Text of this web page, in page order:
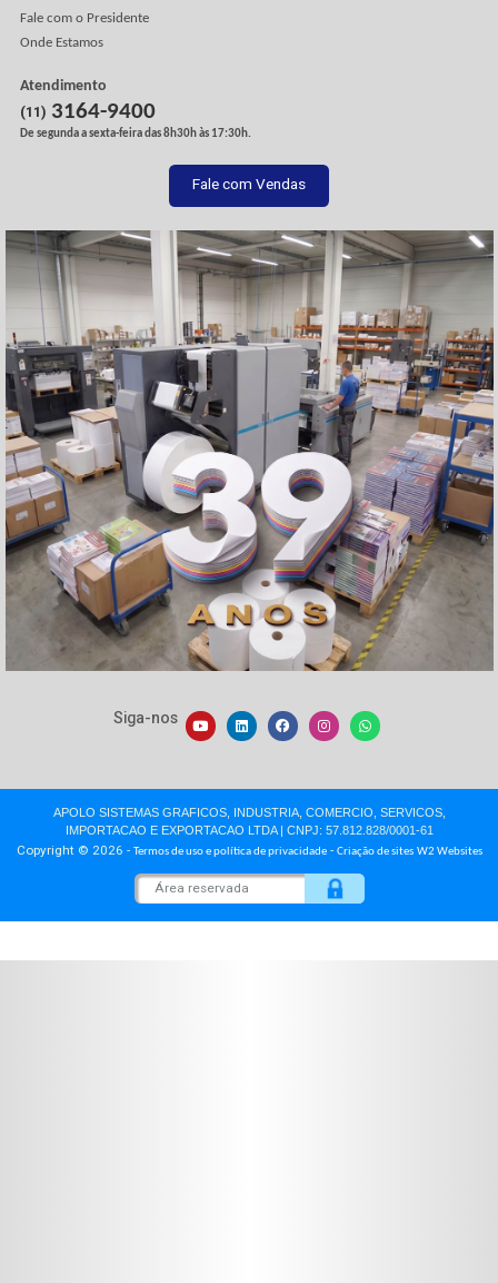
Blog
Crédito e Financiamentos
Produtos e Serviços
Xeikon Aplicações
Embalagem Cartão
Embalagem Papelão
Embalagem Fast Food
Classificado de Empregos
Contato
Fale com Vendas
Assistência Técnica
Fale com o Presidente
Onde Estamos
Atendimento
(11) 3164-9400
De segunda a sexta-feira das 8h30h às 17:30h.
Fale com Vendas